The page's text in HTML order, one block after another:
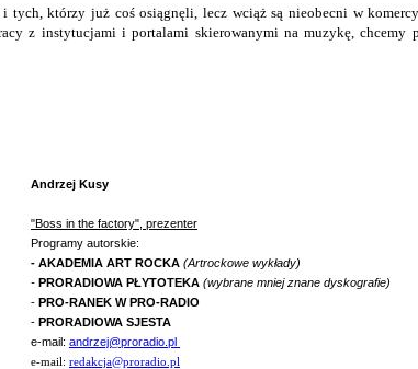
którzy już coś osiągnęli, lecz wciąż są nieobecni w
z instytucjami i portalami skierowanymi na muzykę, chcemy
Andrzej Kusy
"Boss in the factory", prezenter
Programy autorskie:
- AKADEMIA ART ROCKA (Artrockowe wykłady)
- PRORADIOWA PŁYTOTEKA (wybrane mniej znane dyskografie)
- PRO-RANEK W PRO-RADIO
- PRORADIOWA SJESTA
e-mail: andrzej@proradio.pl
e-mail: redakcja@proradio.pl